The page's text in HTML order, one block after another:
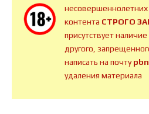
несовершеннолетних
контента СТРОГО
присутствует
другого,
написать на почту
удаления материала